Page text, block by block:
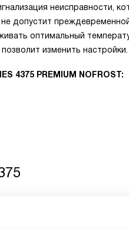
неисправности,
допустит
оптимальный
изменить настройки.
4375 PREMIUM NOFROST: